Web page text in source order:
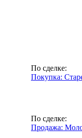
По сделке:
Покупка:
По сделке:
Продажа: